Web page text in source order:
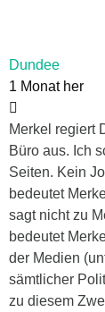
Dundee
1 Monat her
Merkel regiert
Büro aus. Ich
Seiten. Kein
bedeutet
sagt nicht zu
bedeutet
der Medien
sämtlicher
zu diesem